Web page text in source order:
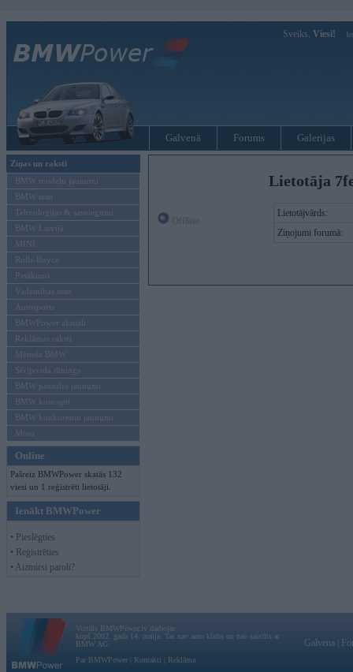
Sveiks, Viesi!
Galvenā Forums Galerijas
Ziņas un raksti
BMW modeļu jaunumi
BMW testi
Tehnoloģijas & sasniegumi
BMW Latvijā
MINI
Rolls-Royce
Pasākumi
Vadāmības tests
Autosports
BMWPower aktuāli
Reklāmas raksti
Mēneša BMW
Sērijveida tūnings
BMW pasaules jaunumi
BMW koncepti
BMW konkurentu jaunumi
Moto
Online
Pašreiz BMWPower skatās 132
viesi un 1 reģistrēti lietotāji.
Ienākt BMWPower
• Pieslēgties
• Reģistrēties
• Aizmirsi paroli?
Lietotāja
Lietotājvārds:
Ziņojumi forumā:
Vortāls BMWPower.lv darbojas
kopš 2002. gada 14. maija. Tas nav auto klubs un nav saistīts ar
BMW AG.
Par BMWPower
Kontakti Reklāma
Galvena